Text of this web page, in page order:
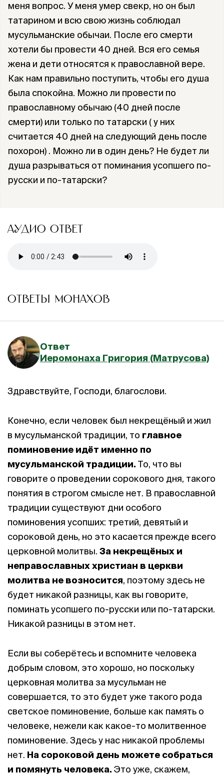
меня вопрос. У меня умер свекр, но он был
татарином и всю свою жизнь соблюдал
мусульманские обычаи. После его смерти
хотели бы провести 40 дней. Вся его семья
жена и дети относятся к православной вере.
Как нам правильно поступить, чтобы его душа
была спокойна. Можно ли провести по
православному обычаю (40 дней после
смерти) или только по татарски ( у них
считается 40 дней на следующий день после
похорон) . Можно ли в один день? Не будет ли
душа разрываться от поминания усопшего по-
русски и по-татарски?
АУДИО ОТВЕТ
ОТВЕТЫ МОНАХОВ
Ответ
Иеромонаха Григория (Матрусова)
Здравствуйте, Господи, благослови.
Конечно, если человек был некрещёный и жил
в мусульманской традиции, то главное
поминовение идёт именно по
мусульманской традиции. То, что вы
говорите о проведении сорокового дня, такого
понятия в строгом смысле нет. В православной
традиции существуют дни особого
поминовения усопших: третий, девятый и
сороковой день, но это касается прежде всего
церковной молитвы. За некрещёных и
неправославных христиан в церкви
молитва не возносится, поэтому здесь не
будет никакой разницы, как вы говорите,
поминать усопшего по-русски или по-татарски.
Никакой разницы в этом нет.
Если вы соберётесь и вспомните человека
добрым словом, это хорошо, но поскольку
церковная молитва за мусульман не
совершается, то это будет уже такого рода
светское поминовение, больше как память о
человеке, нежели как какое-то молитвенное
поминовение. Здесь у нас никакой проблемы
нет. На сороковой день можете собраться
и помянуть человека. Это уже, скажем,